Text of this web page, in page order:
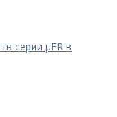
серии μFR в